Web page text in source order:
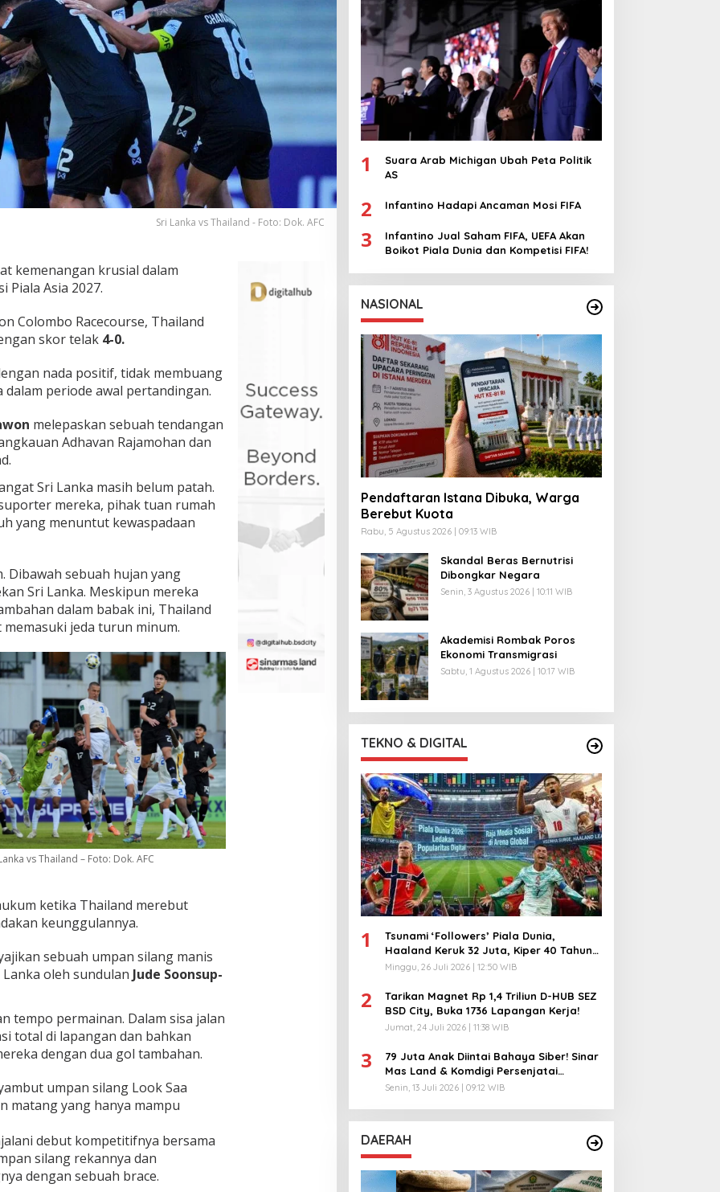
Sri Lanka vs Thailand - Foto: Dok. AFC
kemenangan krusial dalam
Asia 2027.
Colombo Racecourse, Thailand
skor telak 4-0.
nada positif, tidak membuang
periode awal pertandingan.
melepaskan sebuah tendangan
Adhavan Rajamohan dan
Sri Lanka masih belum patah.
mereka, pihak tuan rumah
yang menuntut kewaspadaan
Dibawah sebuah hujan yang
Sri Lanka. Meskipun mereka
dalam babak ini, Thailand
jeda turun minum.
vs Thailand – Foto: Dok. AFC
ketika Thailand merebut
keunggulannya.
sebuah umpan silang manis
oleh sundulan Jude Soonsup-
tempo permainan. Dalam sisa jalan
total di lapangan dan bahkan
dengan dua gol tambahan.
umpan silang Look Saa
matang yang hanya mampu
debut kompetitifnya bersama
silang rekannya dan
dengan sebuah brace.
1
Suara Arab Michigan Ubah Peta Politik
AS
2 Infantino Hadapi Ancaman Mosi FIFA
3
Infantino Jual Saham FIFA, UEFA Akan
Boikot Piala Dunia dan Kompetisi FIFA!
NASIONAL
Pendaftaran Istana Dibuka, Warga
Berebut Kuota
Rabu, 5 Agustus 2026 | 09:13 WIB
Skandal Beras Bernutrisi
Dibongkar Negara
Senin, 3 Agustus 2026 | 10:11 WIB
Akademisi Rombak Poros
Ekonomi Transmigrasi
Sabtu, 1 Agustus 2026 | 10:17 WIB
TEKNO & DIGITAL
1
Tsunami ‘Followers’ Piala Dunia,
Haaland Keruk 32 Juta, Kiper 40 Tahun
Bikin Geger!
Minggu, 26 Juli 2026 | 12:50 WIB
2
Tarikan Magnet Rp 1,4 Triliun D-HUB SEZ
BSD City, Buka 1736 Lapangan Kerja!
Jumat, 24 Juli 2026 | 11:38 WIB
3
79 Juta Anak Diintai Bahaya Siber! Sinar
Mas Land & Komdigi Persenjatai
Ratusan Guru!
Senin, 13 Juli 2026 | 09:12 WIB
DAERAH